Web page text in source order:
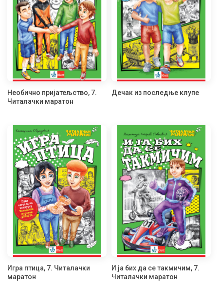
Необично пријатељство, 7.
Читалачки маратон
Дечак из последње клупе
Игра птица, 7. Читалачки
маратон
И ја бих да се такмичим, 7.
Читалачки маратон